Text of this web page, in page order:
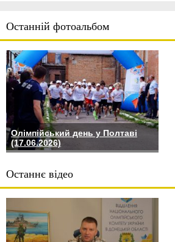
Останній фотоальбом
Олімпійський день у Полтаві
(17.06.2026)
Останнє відео